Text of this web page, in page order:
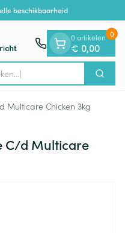
beschikbaarheid
Zoek
0 artikelen
€ 0,00
0
Multicare Chicken 3kg
C/d Multicare